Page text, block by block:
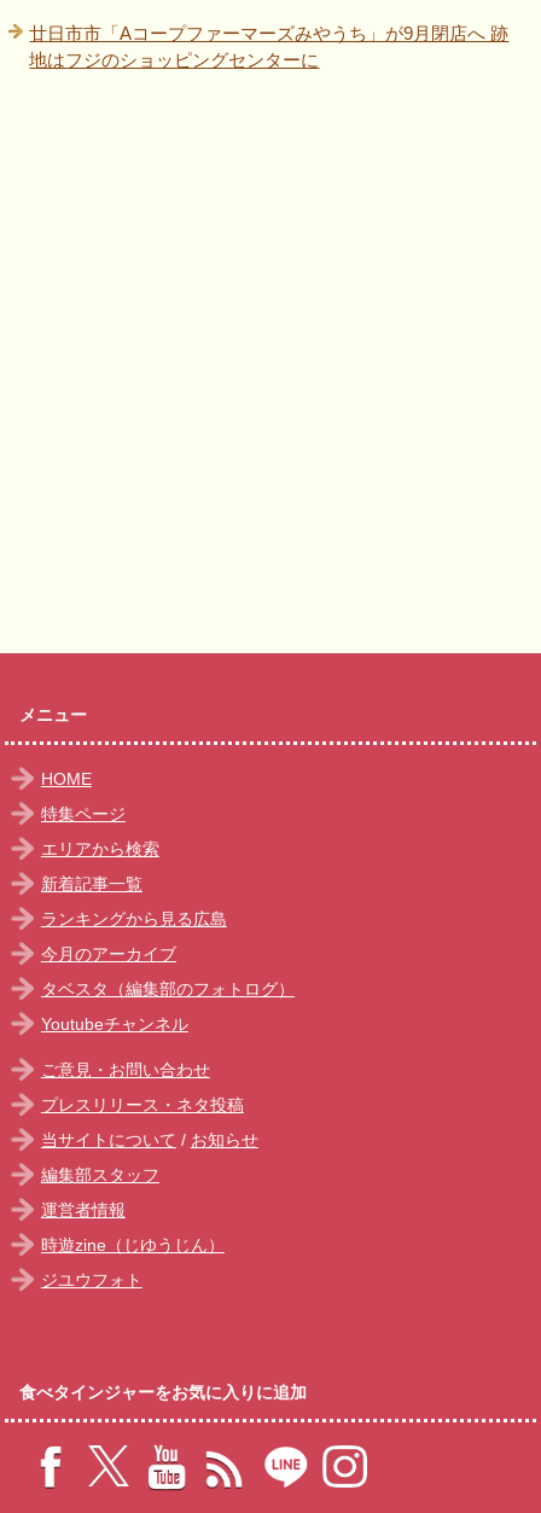
廿日市市「Aコープファーマーズみやうち」が9月閉店へ 跡
地はフジのショッピングセンターに
メニュー
HOME
特集ページ
エリアから検索
新着記事一覧
ランキングから見る広島
今月のアーカイブ
タベスタ（編集部のフォトログ）
Youtubeチャンネル
ご意見・お問い合わせ
プレスリリース・ネタ投稿
当サイトについて / お知らせ
編集部スタッフ
運営者情報
時遊zine（じゆうじん）
ジユウフォト
食べタインジャーをお気に入りに追加